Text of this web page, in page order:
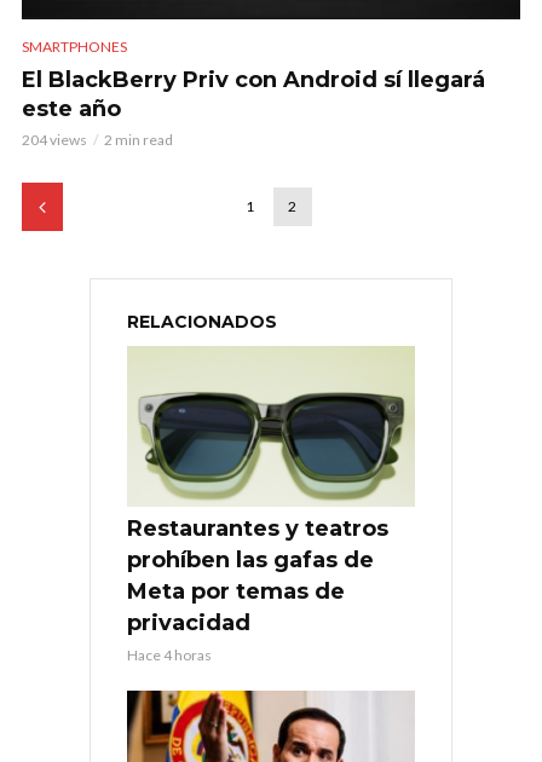
SMARTPHONES
El BlackBerry Priv con Android sí llegará
este año
204 views 2 min read
1 2
RELACIONADOS
Restaurantes y teatros
prohíben las gafas de
Meta por temas de
privacidad
Hace 4 horas